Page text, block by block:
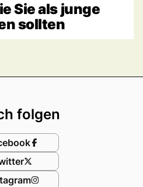
Sie als junge
sollten
folgen